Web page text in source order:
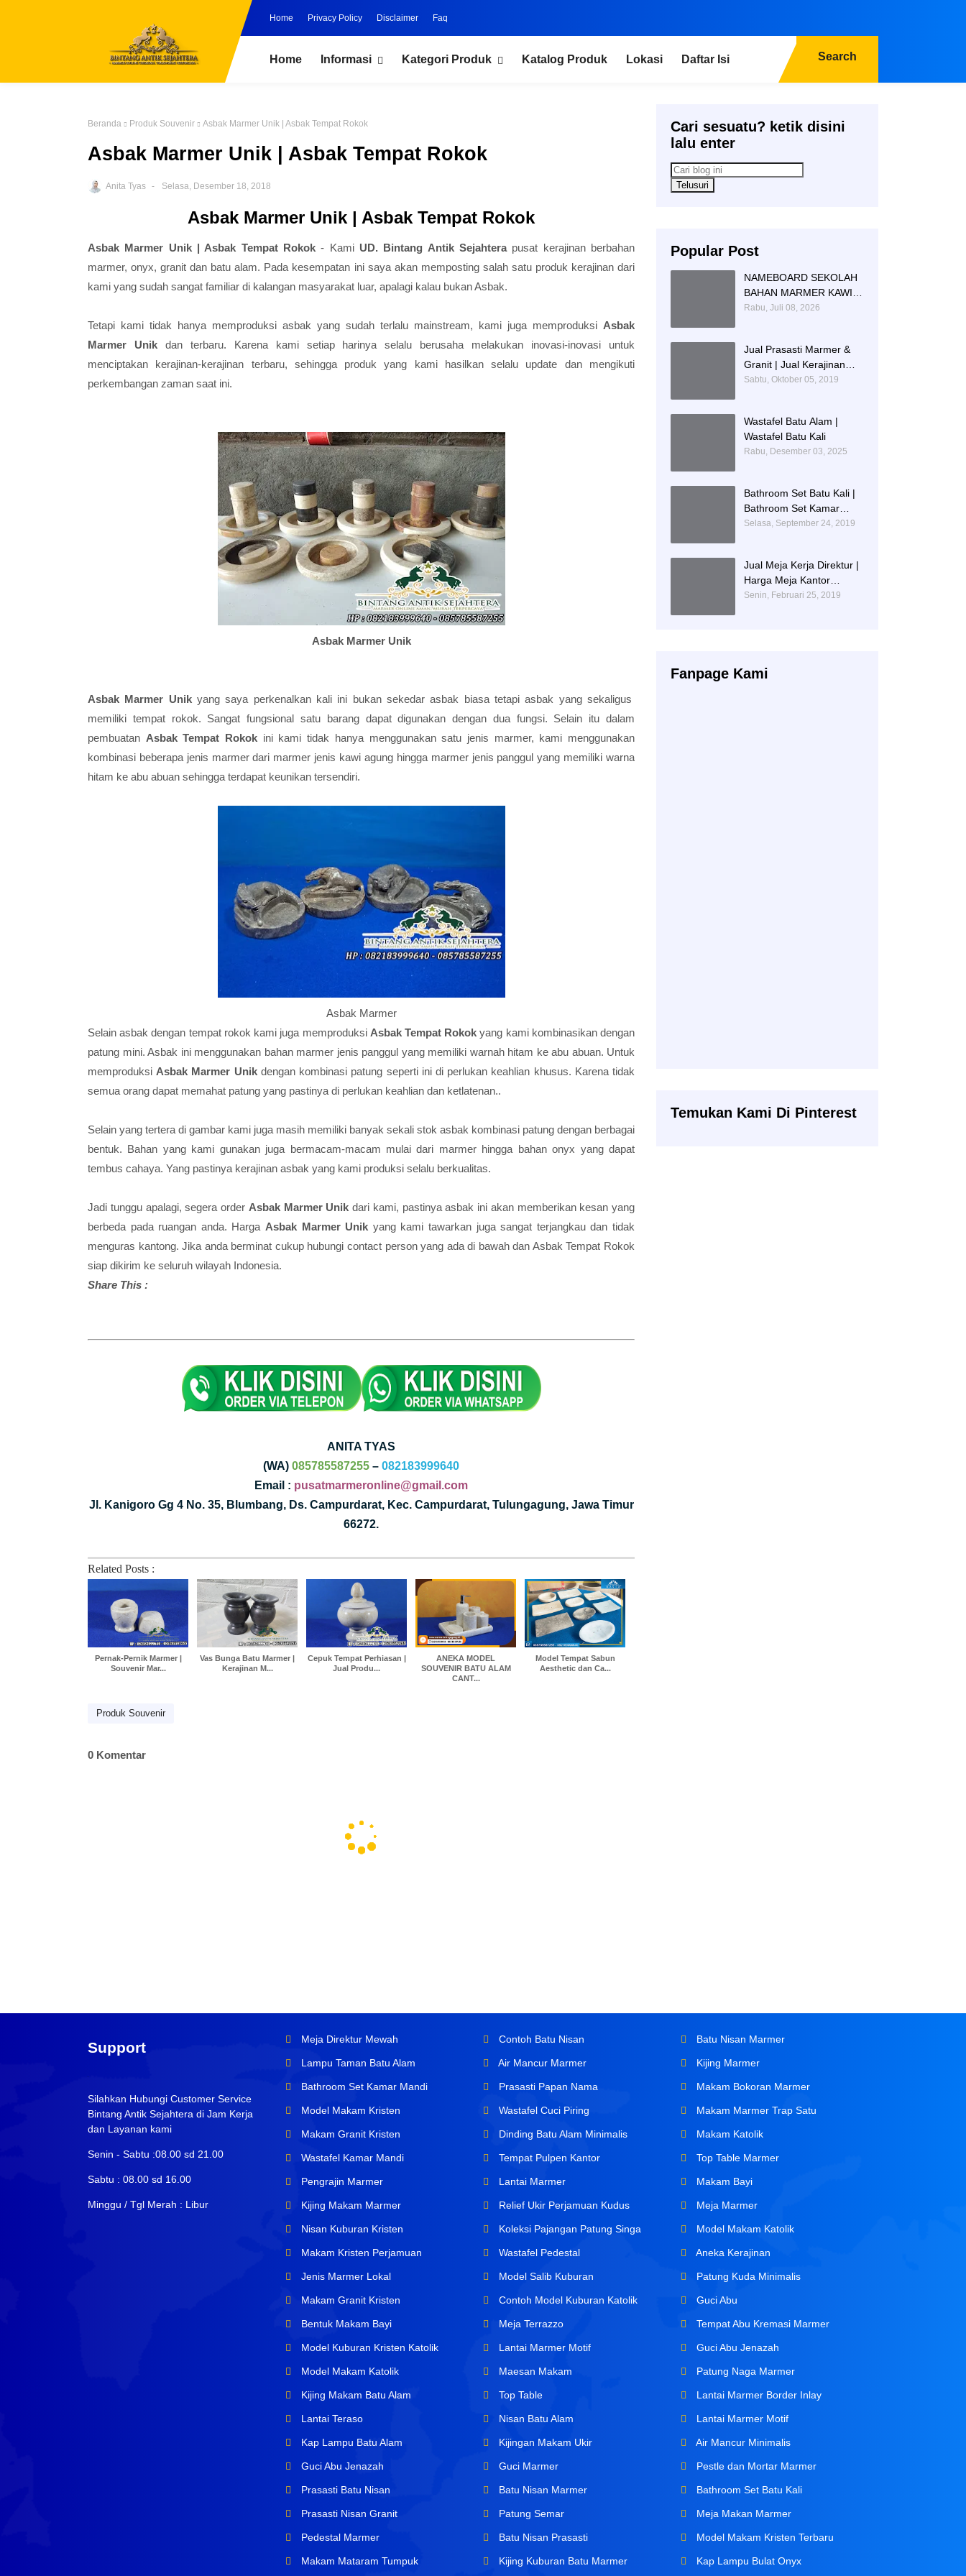
Home Privacy Policy Disclaimer Faq
Home Informasi Kategori Produk Katalog Produk Lokasi Daftar Isi Search
Beranda Produk Souvenir Asbak Marmer Unik | Asbak Tempat Rokok
Asbak Marmer Unik | Asbak Tempat Rokok
Anita Tyas Selasa, Desember 18, 2018
Asbak Marmer Unik | Asbak Tempat Rokok
Asbak Marmer Unik | Asbak Tempat Rokok - Kami UD. Bintang Antik Sejahterapusat kerajinan berbahan
marmer, onyx, granit dan batu alam. Pada kesempatan ini saya akan memposting salah satu produk kerajinan dari
kami yang sudah sangat familiar di kalangan masyarakat luar, apalagi kalau bukan Asbak.
Tetapi kami tidak hanya memproduksi asbak yang sudah terlalu mainstream, kami juga memproduksi Asbak
Marmer Unikdan terbaru. Karena kami setiap harinya selalu berusaha melakukan inovasi-inovasi untuk
menciptakan kerajinan-kerajinan terbaru, sehingga produk yang kami hasilkan selalu update dan mengikuti
perkembangan zaman saat ini.
Asbak Marmer Unik
Asbak Marmer Unikyang saya perkenalkan kali ini bukan sekedar asbak biasa tetapi asbak yang sekaligus
memiliki tempat rokok. Sangat fungsional satu barang dapat digunakan dengan dua fungsi. Selain itu dalam
pembuatan Asbak Tempat Rokok ini kami tidak hanya menggunakan satu jenis marmer, kami menggunakan
kombinasi beberapa jenis marmer dari marmer jenis kawi agung hingga marmer jenis panggul yang memiliki warna
hitam ke abu abuan sehingga terdapat keunikan tersendiri.
Asbak Marmer
Selain asbak dengan tempat rokok kami juga memproduksi Asbak Tempat Rokok yang kami kombinasikan dengan
patung mini. Asbak ini menggunakan bahan marmer jenis panggul yang memiliki warnah hitam ke abu abuan. Untuk
memproduksi Asbak Marmer Unikdengan kombinasi patung seperti ini di perlukan keahlian khusus. Karena tidak
semua orang dapat memahat patung yang pastinya di perlukan keahlian dan ketlatenan..
Selain yang tertera di gambar kami juga masih memiliki banyak sekali stok asbak kombinasi patung dengan berbagai
bentuk. Bahan yang kami gunakan juga bermacam-macam mulai dari marmer hingga bahan onyx yang dapat
tembus cahaya. Yang pastinya kerajinan asbak yang kami produksi selalu berkualitas.
Jadi tunggu apalagi, segera order Asbak Marmer Unik dari kami, pastinya asbak ini akan memberikan kesan yang
berbeda pada ruangan anda. Harga Asbak Marmer Unik yang kami tawarkan juga sangat terjangkau dan tidak
menguras kantong. Jika anda berminat cukup hubungi contact person yang ada di bawah dan Asbak Tempat Rokok
siap dikirim ke seluruh wilayah Indonesia.
Share This :
ANITA TYAS
(WA) 085785587255 – 082183999640
Email : pusatmarmeronline@gmail.com
Jl. Kanigoro Gg 4 No. 35, Blumbang, Ds. Campurdarat, Kec. Campurdarat, Tulungagung, Jawa Timur
66272.
Related Posts :
Pernak-Pernik Marmer |
Souvenir Mar...
Vas Bunga Batu Marmer |
Kerajinan M...
Cepuk Tempat Perhiasan |
Jual Produ...
ANEKA MODEL
SOUVENIR BATU ALAM
CANT...
Model Tempat Sabun
Aesthetic dan Ca...
Produk Souvenir
0 Komentar
Cari sesuatu? ketik disini
lalu enter
Popular Post
NAMEBOARD SEKOLAH
BAHAN MARMER KAWI
AGUNG SIMBOL DAN
Rabu, Juli 08, 2026
Jual Prasasti Marmer &
Granit | Jual Kerajinan
Prasasti
Sabtu, Oktober 05, 2019
Wastafel Batu Alam |
Wastafel Batu Kali
Rabu, Desember 03, 2025
Bathroom Set Batu Kali |
Bathroom Set Kamar
Mandi Mewah
Selasa, September 24, 2019
Jual Meja Kerja Direktur |
Harga Meja Kantor
Marmer
Senin, Februari 25, 2019
Fanpage Kami
Temukan Kami Di Pinterest
Support
Silahkan Hubungi Customer Service
Bintang Antik Sejahtera di Jam Kerja
dan Layanan kami
Senin - Sabtu :08.00 sd 21.00
Sabtu : 08.00 sd 16.00
Minggu / Tgl Merah : Libur
Meja Direktur Mewah
Lampu Taman Batu Alam
Bathroom Set Kamar Mandi
Model Makam Kristen
Makam Granit Kristen
Wastafel Kamar Mandi
Pengrajin Marmer
Kijing Makam Marmer
Nisan Kuburan Kristen
Makam Kristen Perjamuan
Jenis Marmer Lokal
Makam Granit Kristen
Bentuk Makam Bayi
Model Kuburan Kristen Katolik
Model Makam Katolik
Kijing Makam Batu Alam
Lantai Teraso
Kap Lampu Batu Alam
Guci Abu Jenazah
Prasasti Batu Nisan
Prasasti Nisan Granit
Pedestal Marmer
Makam Mataram Tumpuk
Contoh Batu Nisan
Air Mancur Marmer
Prasasti Papan Nama
Wastafel Cuci Piring
Dinding Batu Alam Minimalis
Tempat Pulpen Kantor
Lantai Marmer
Relief Ukir Perjamuan Kudus
Koleksi Pajangan Patung Singa
Wastafel Pedestal
Model Salib Kuburan
Contoh Model Kuburan Katolik
Meja Terrazzo
Lantai Marmer Motif
Maesan Makam
Top Table
Nisan Batu Alam
Kijingan Makam Ukir
Guci Marmer
Batu Nisan Marmer
Patung Semar
Batu Nisan Prasasti
Kijing Kuburan Batu Marmer
Batu Nisan Marmer
Kijing Marmer
Makam Bokoran Marmer
Makam Marmer Trap Satu
Makam Katolik
Top Table Marmer
Makam Bayi
Meja Marmer
Model Makam Katolik
Aneka Kerajinan
Patung Kuda Minimalis
Guci Abu
Tempat Abu Kremasi Marmer
Guci Abu Jenazah
Patung Naga Marmer
Lantai Marmer Border Inlay
Lantai Marmer Motif
Air Mancur Minimalis
Pestle dan Mortar Marmer
Bathroom Set Batu Kali
Meja Makan Marmer
Model Makam Kristen Terbaru
Kap Lampu Bulat Onyx